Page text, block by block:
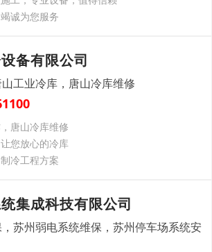
诚为您服务
备有限公司
工业冷库，唐山冷库维修
唐山冷库维修
您放心的冷库
冷工程方案
集成科技有限公司
苏州弱电系统维保，苏州停车场系统安